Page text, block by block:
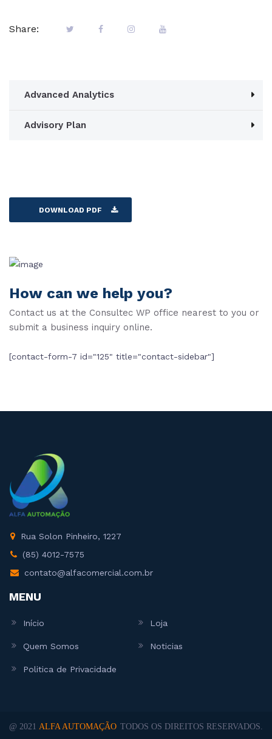
Share:
Advanced Analytics
Advisory Plan
DOWNLOAD PDF
How can we help you?
Contact us at the Consultec WP office nearest to you or
submit a business inquiry online.
[contact-form-7 id="125" title="contact-sidebar"]
Rua Solon Pinheiro, 1227
(85) 4012-7575
contato@alfacomercial.com.br
MENU
Início Loja
Quem Somos Noticias
Politica de Privacidade
@ 2021 ALFA AUTOMAÇÃO TODOS OS DIREITOS RESERVADOS.